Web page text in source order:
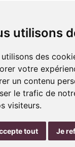
utilisons
utilisons des
votre
un contenu
le trafic de
visiteurs.
tout Je